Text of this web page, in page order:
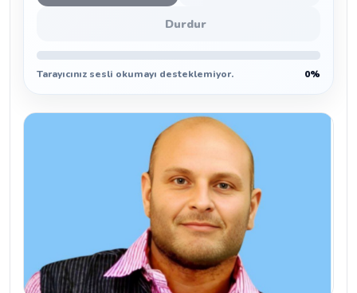
Durdur
Tarayıcınız sesli okumayı desteklemiyor. 0%